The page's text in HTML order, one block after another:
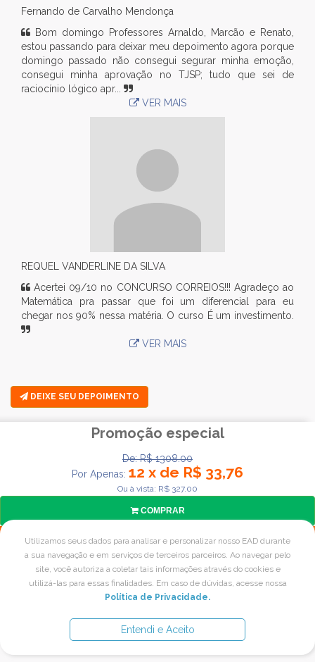
Fernando de Carvalho Mendonça
Bom domingo Professores Arnaldo, Marcão e Renato,
estou passando para deixar meu depoimento agora porque
domingo passado não consegui segurar minha emoção,
consegui minha aprovação no TJSP; tudo que sei de
raciocínio lógico apr...
VER MAIS
REQUEL VANDERLINE DA SILVA
Acertei 09/10 no CONCURSO CORREIOS!!! Agradeço ao
Matemática pra passar que foi um diferencial para eu
chegar nos 90% nessa matéria. O curso É um investimento.
VER MAIS
DEIXE SEU DEPOIMENTO
Promoção especial
De: R$ 1308.00
Por Apenas: 12 x de R$ 33,76
Ou à vista: R$ 327.00
COMPRAR
Utilizamos seus dados para analisar e personalizar nosso EAD durante
a sua navegação e em serviços de terceiros parceiros. Ao navegar pelo
site, você autoriza a coletar tais informações através do cookies e
utilizá-las para essas finalidades. Em caso de dúvidas, acesse nossa
Política de Privacidade.
Entendi e Aceito